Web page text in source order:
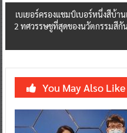
เบเยอร์ครองแชมป์เบอร์หนึ่งสีบ้า
2 ทศวรรษชูที่สุดของนวัตกรรมสีกัน
You May Also Like